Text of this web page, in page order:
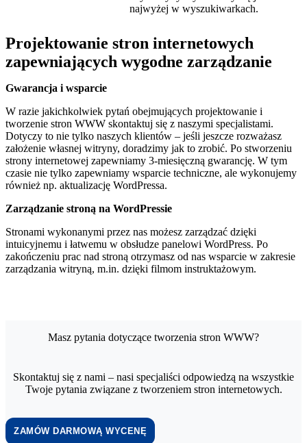
najwyżej w wyszukiwarkach.
Projektowanie stron internetowych
zapewniających wygodne zarządzanie
Gwarancja i wsparcie
W razie jakichkolwiek pytań obejmujących projektowanie i
tworzenie stron WWW skontaktuj się z naszymi specjalistami.
Dotyczy to nie tylko naszych klientów – jeśli jeszcze rozważasz
założenie własnej witryny, doradzimy jak to zrobić. Po stworzeniu
strony internetowej zapewniamy 3-miesięczną gwarancję. W tym
czasie nie tylko zapewniamy wsparcie techniczne, ale wykonujemy
również np. aktualizację WordPressa.
Zarządzanie stroną na WordPressie
Stronami wykonanymi przez nas możesz zarządzać dzięki
intuicyjnemu i łatwemu w obsłudze panelowi WordPress. Po
zakończeniu prac nad stroną otrzymasz od nas wsparcie w zakresie
zarządzania witryną, m.in. dzięki filmom instruktażowym.
Masz pytania dotyczące tworzenia stron WWW?
Skontaktuj się z nami – nasi specjaliści odpowiedzą na wszystkie
Twoje pytania związane z tworzeniem stron internetowych.
ZAMÓW DARMOWĄ WYCENĘ